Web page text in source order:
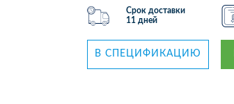
Срок доставки
11 дней
В СПЕЦИФИКАЦИЮ